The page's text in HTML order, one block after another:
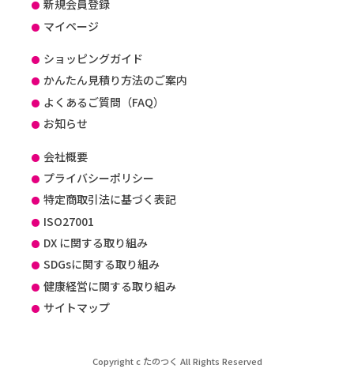
新規会員登録
マイページ
ショッピングガイド
かんたん見積り方法のご案内
よくあるご質問（FAQ）
お知らせ
会社概要
プライバシーポリシー
特定商取引法に基づく表記
ISO27001
DX に関する取り組み
SDGsに関する取り組み
健康経営に関する取り組み
サイトマップ
Copyright c たのつく All Rights Reserved